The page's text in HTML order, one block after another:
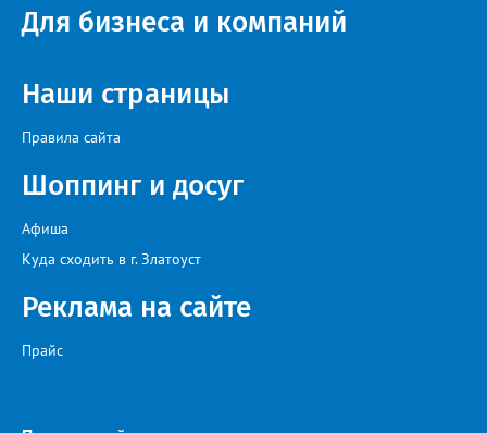
Для бизнеса и компаний
Наши страницы
Правила сайта
Шоппинг и досуг
Афиша
Куда сходить в г. Златоуст
Реклама на сайте
Прайс